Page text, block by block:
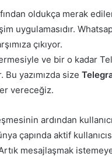
oldukça merak
uygulamasıdır.
çıkıyor.
ve bir o kadar
Bu yazımızda size
vereceğiz.
ardından
çapında aktif
mesajlaşmak